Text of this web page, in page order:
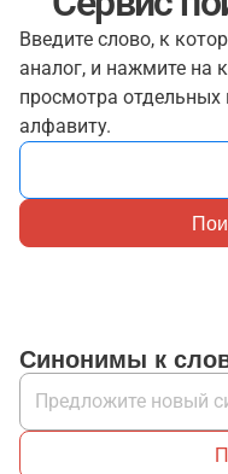
Введите слово, к
аналог, и нажмите на
просмотра отдельных
алфавиту.
Синонимы к